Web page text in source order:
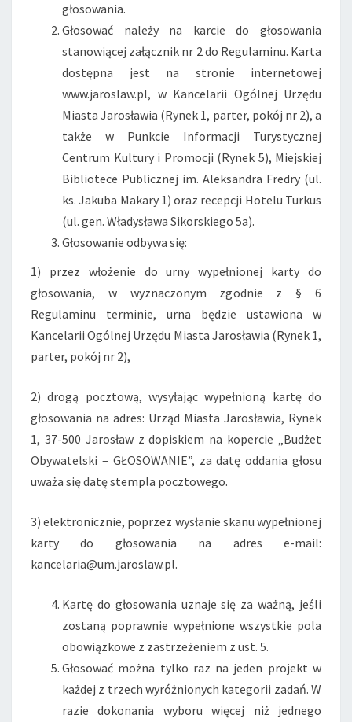
głosowania.
Głosować należy na karcie do głosowania
stanowiącej załącznik nr 2 do Regulaminu. Karta
dostępna jest na stronie internetowej
www.jaroslaw.pl, w Kancelarii Ogólnej Urzędu
Miasta Jarosławia (Rynek 1, parter, pokój nr 2), a
także w Punkcie Informacji Turystycznej
Centrum Kultury i Promocji (Rynek 5), Miejskiej
Bibliotece Publicznej im. Aleksandra Fredry (ul.
ks. Jakuba Makary 1) oraz recepcji Hotelu Turkus
(ul. gen. Władysława Sikorskiego 5a).
Głosowanie odbywa się:
1) przez włożenie do urny wypełnionej karty do
głosowania, w wyznaczonym zgodnie z § 6
Regulaminu terminie, urna będzie ustawiona w
Kancelarii Ogólnej Urzędu Miasta Jarosławia (Rynek 1,
parter, pokój nr 2),
2) drogą pocztową, wysyłając wypełnioną kartę do
głosowania na adres: Urząd Miasta Jarosławia, Rynek
1, 37-500 Jarosław z dopiskiem na kopercie „Budżet
Obywatelski – GŁOSOWANIE”, za datę oddania głosu
uważa się datę stempla pocztowego.
3) elektronicznie, poprzez wysłanie skanu wypełnionej
karty do głosowania na adres e-mail:
kancelaria@um.jaroslaw.pl.
Kartę do głosowania uznaje się za ważną, jeśli
zostaną poprawnie wypełnione wszystkie pola
obowiązkowe z zastrzeżeniem z ust. 5.
Głosować można tylko raz na jeden projekt w
każdej z trzech wyróżnionych kategorii zadań. W
razie dokonania wyboru więcej niż jednego